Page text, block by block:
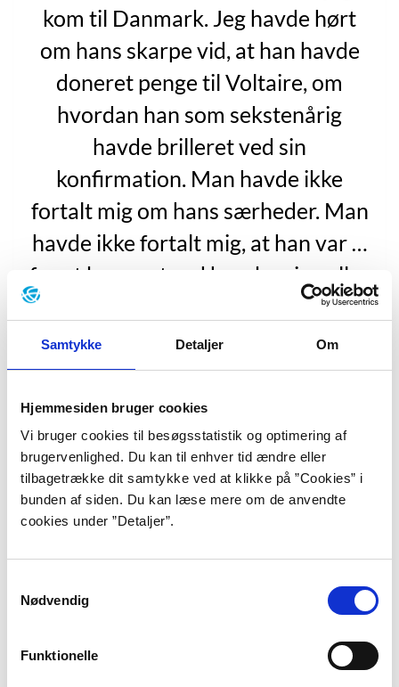
Samtykke Detaljer Om
Hjemmesiden bruger cookies
Vi bruger cookies til besøgsstatistik og optimering af
brugervenlighed. Du kan til enhver tid ændre eller
tilbagetrække dit samtykke ved at klikke på ”Cookies” i
bunden af siden. Du kan læse mere om de anvendte
cookies under ”Detaljer”.
Nødvendig
Funktionelle
kom til Danmark. Jeg havde hørt
om hans skarpe vid, at han havde
doneret penge til Voltaire, om
hvordan han som sekstenårig
havde brilleret ved sin
konfirmation. Man havde ikke
fortalt mig om hans særheder. Man
havde ikke fortalt mig, at han var …
for at bruge et ord hverken jeg eller
nogen ved hoffet ville have turdet
bruge dengang … skør.”
”I morgen bliver bedre – 1. Kongen”,
s. 35.
Karoline Stjernfelt er født i København d. 6. april
1993. Hendes far er den danske professor og forfatter
Fredrik Stjernfelt, og hendes mor er litterat og
oversætter Agnete Stjernfelt. Sammen har de også
datteren Agnes. Karoline Stjernfelt er uddannet fra
historiske tegneserietrilogi ”I morgen bliver bedre”
om det danske kongehus i 1700-tallet. Siden har hun
haft en fast plads på tegnestuen Kulkælderen på
Vesterbro i København.